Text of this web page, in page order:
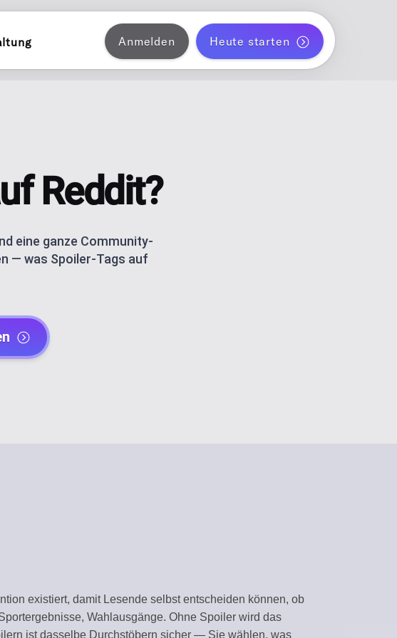
AI CAROUSELS
BLOG GENERATOR
performance metrics
CREATORS
workflows
Anmelden Heute starten
Reddit?
eine ganze Community-
— was Spoiler-Tags auf
existiert, damit Lesende selbst entscheiden können, ob
Wahlausgänge. Ohne Spoiler wird das
ist dasselbe Durchstöbern sicher — Sie wählen, was